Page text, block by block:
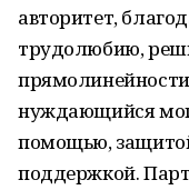
авторитет,
трудолюбию,
нуждающийся
помощью,
поддержкой.